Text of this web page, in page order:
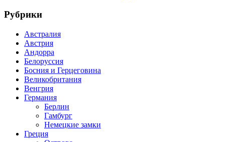
Рубрики
Австралия
Австрия
Андорра
Белоруссия
Босния и Герцеговина
Великобритания
Венгрия
Германия
Берлин
Гамбург
Немецкие замки
Греция